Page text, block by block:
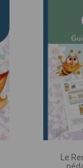
Le
VOTRE
VOTRE